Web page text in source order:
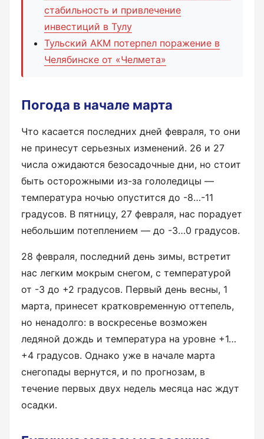
стабильность и привлечение
инвестиций в Тулу
Тульский АКМ потерпел поражение в
Челябинске от «Челмета»
Погода в начале марта
Что касается последних дней февраля, то они
не принесут серьезных изменений. 26 и 27
числа ожидаются безосадочные дни, но стоит
быть осторожными из-за гололедицы —
температура ночью опустится до -8…-11
градусов. В пятницу, 27 февраля, нас порадует
небольшим потеплением — до -3…0 градусов.
28 февраля, последний день зимы, встретит
нас легким мокрым снегом, с температурой
от -3 до +2 градусов. Первый день весны, 1
марта, принесет кратковременную оттепель,
но ненадолго: в воскресенье возможен
ледяной дождь и температура на уровне +1…
+4 градусов. Однако уже в начале марта
снегопады вернутся, и по прогнозам, в
течение первых двух недель месяца нас ждут
осадки.